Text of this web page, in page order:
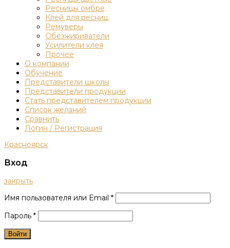
Ресницы омбре
Клей для ресниц
Ремуверы
Обезжириватели
Усилители клея
Прочее
О компании
Обучение
Представители школы
Представители продукции
Стать представителем продукции
Список желаний
Сравнить
Логин / Регистрация
Красноярск
Вход
закрыть
Имя пользователя или Email *
Пароль *
Войти